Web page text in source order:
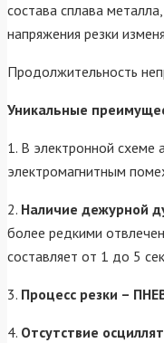
состава сплава
напряжения резки
Продолжительность
Уникальные
1. В электронной схеме
электромагнитным
2. Наличие дежурной
более редкими
составляет от 1 до 5
3. Процесс резки –
4. Отсутствие